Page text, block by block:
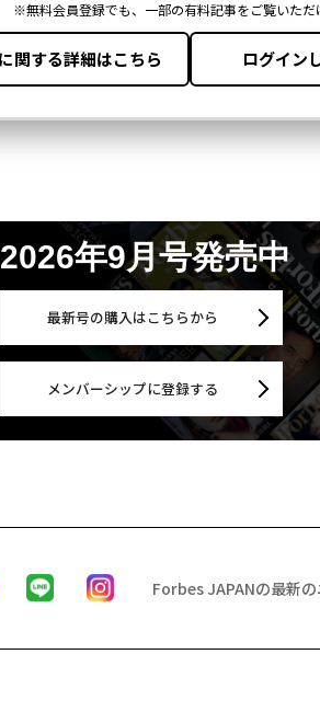
2026年9月号発売中
最新号の購入はこちらから
メンバーシップに登録する
Forbes JAPANの最新